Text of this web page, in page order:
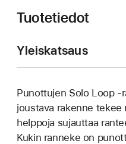
Tuotetiedot
Yleiskatsaus
Punottujen Solo Loop
joustava rakenne tekee
helppoja sujauttaa
Kukin ranneke on